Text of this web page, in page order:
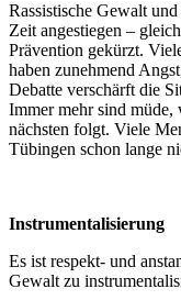
Rassistische Gewalt
Zeit angestiegen –
Prävention gekürzt.
haben zunehmend
Debatte verschärft die
Immer mehr sind müde,
nächsten folgt. Viele
Tübingen schon lange
Instrumentalisierung
Es ist respekt- und
Gewalt zu